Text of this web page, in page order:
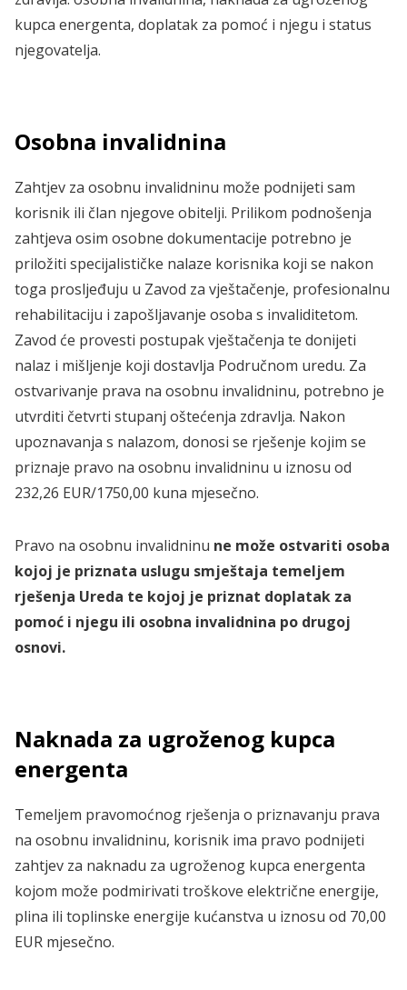
kupca energenta, doplatak za pomoć i njegu i status
njegovatelja.
Osobna invalidnina
Zahtjev za osobnu invalidninu može podnijeti sam
korisnik ili član njegove obitelji. Prilikom podnošenja
zahtjeva osim osobne dokumentacije potrebno je
priložiti specijalističke nalaze korisnika koji se nakon
toga prosljeđuju u Zavod za vještačenje, profesionalnu
rehabilitaciju i zapošljavanje osoba s invaliditetom.
Zavod će provesti postupak vještačenja te donijeti
nalaz i mišljenje koji dostavlja Područnom uredu. Za
ostvarivanje prava na osobnu invalidninu, potrebno je
utvrditi četvrti stupanj oštećenja zdravlja. Nakon
upoznavanja s nalazom, donosi se rješenje kojim se
priznaje pravo na osobnu invalidninu u iznosu od
232,26 EUR/1750,00 kuna mjesečno.
Pravo na osobnu invalidninu ne može ostvariti osoba
kojoj je priznata uslugu smještaja temeljem
rješenja Ureda te kojoj je priznat doplatak za
pomoć i njegu ili osobna invalidnina po drugoj
osnovi.
Naknada za ugroženog kupca
energenta
Temeljem pravomoćnog rješenja o priznavanju prava
na osobnu invalidninu, korisnik ima pravo podnijeti
zahtjev za naknadu za ugroženog kupca energenta
kojom može podmirivati troškove električne energije,
plina ili toplinske energije kućanstva u iznosu od 70,00
EUR mjesečno.